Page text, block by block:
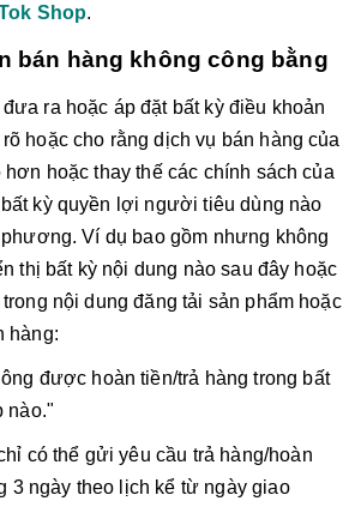
Shop.
bán hàng không công bằng
ra hoặc áp đặt bất kỳ điều khoản
hoặc cho rằng dịch vụ bán hàng của
hoặc thay thế các chính sách của
kỳ quyền lợi người tiêu dùng nào
Ví dụ bao gồm nhưng không
thị bất kỳ nội dung nào sau đây hoặc
nội dung đăng tải sản phẩm hoặc
hàng:
được hoàn tiền/trả hàng trong bất
nào."
có thể gửi yêu cầu trả hàng/hoàn
3 ngày theo lịch kể từ ngày giao